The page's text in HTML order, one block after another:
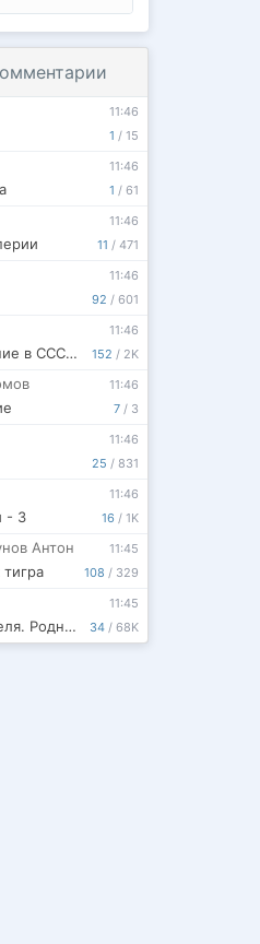
1 / 15
11:46
1 / 61
11:46
11 / 471
11:46
92 / 601
11:46
152 / 2K
11:46
Ревизор: возвращение в СССР 62
7 / 3
11:46
25 / 831
11:46
16 / 1K
11:46
- 3
108 / 329
11:45
Антон
34 / 68K
11:45
Ученик своего учителя. Родная гавань